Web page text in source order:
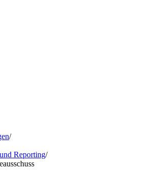
/
Reporting/